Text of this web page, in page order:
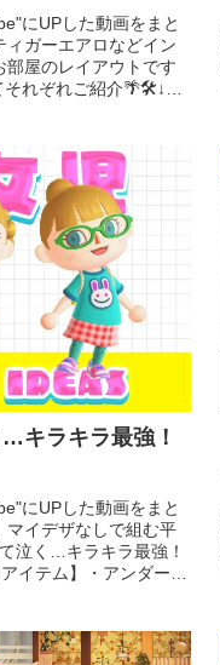
にUPした動画をまと
ガーエアロなどイン
部屋のレイアウトです
れぞれご紹介🌴🛠↓こ
…キラキラ最強！
にUPした動画をまと
マイデザなしで組む平
泣く…キラキラ最強！
イテム】・アンダーリ